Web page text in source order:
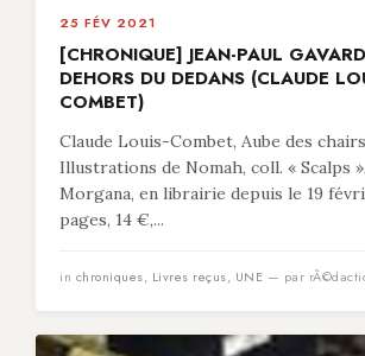
25 FÉV 2021
[CHRONIQUE] JEAN-PAUL
DEHORS DU DEDANS (CLAUDE
COMBET)
Claude Louis-Combet, Aube des
Illustrations de Nomah, coll. « Scalps
Morgana, en librairie depuis le 19
pages, 14 €,...
in chroniques, Livres reçus, UNE — par